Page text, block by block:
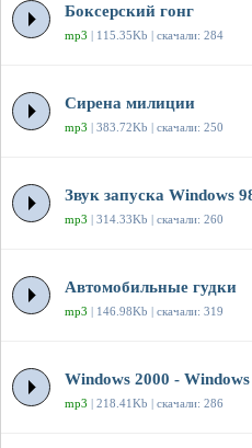
Боксерский гонг
mp3 | 115.35Kb | скачали: 284
Сирена милиции
mp3 | 383.72Kb | скачали: 250
Звук запуска Windows
mp3 | 314.33Kb | скачали: 260
Автомобильные гудки
mp3 | 146.98Kb | скачали: 319
Windows 2000 -
mp3 | 218.41Kb | скачали: 286